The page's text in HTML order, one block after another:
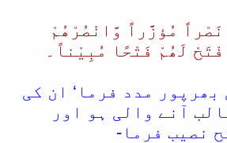
مُؤزَّراً وَّانْصُرْھُمْ
لَھُمْ فَتْحًا مُبِیْناً۔
بھرپور مدد فرما‘ ان کی
آنے والی ہو اور
نصیب فرما-